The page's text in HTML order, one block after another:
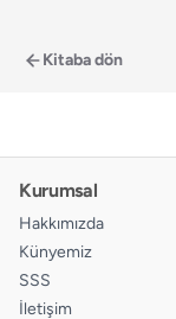
Kitaba dön
Kurumsal
Hakkımızda
Künyemiz
SSS
İletişim